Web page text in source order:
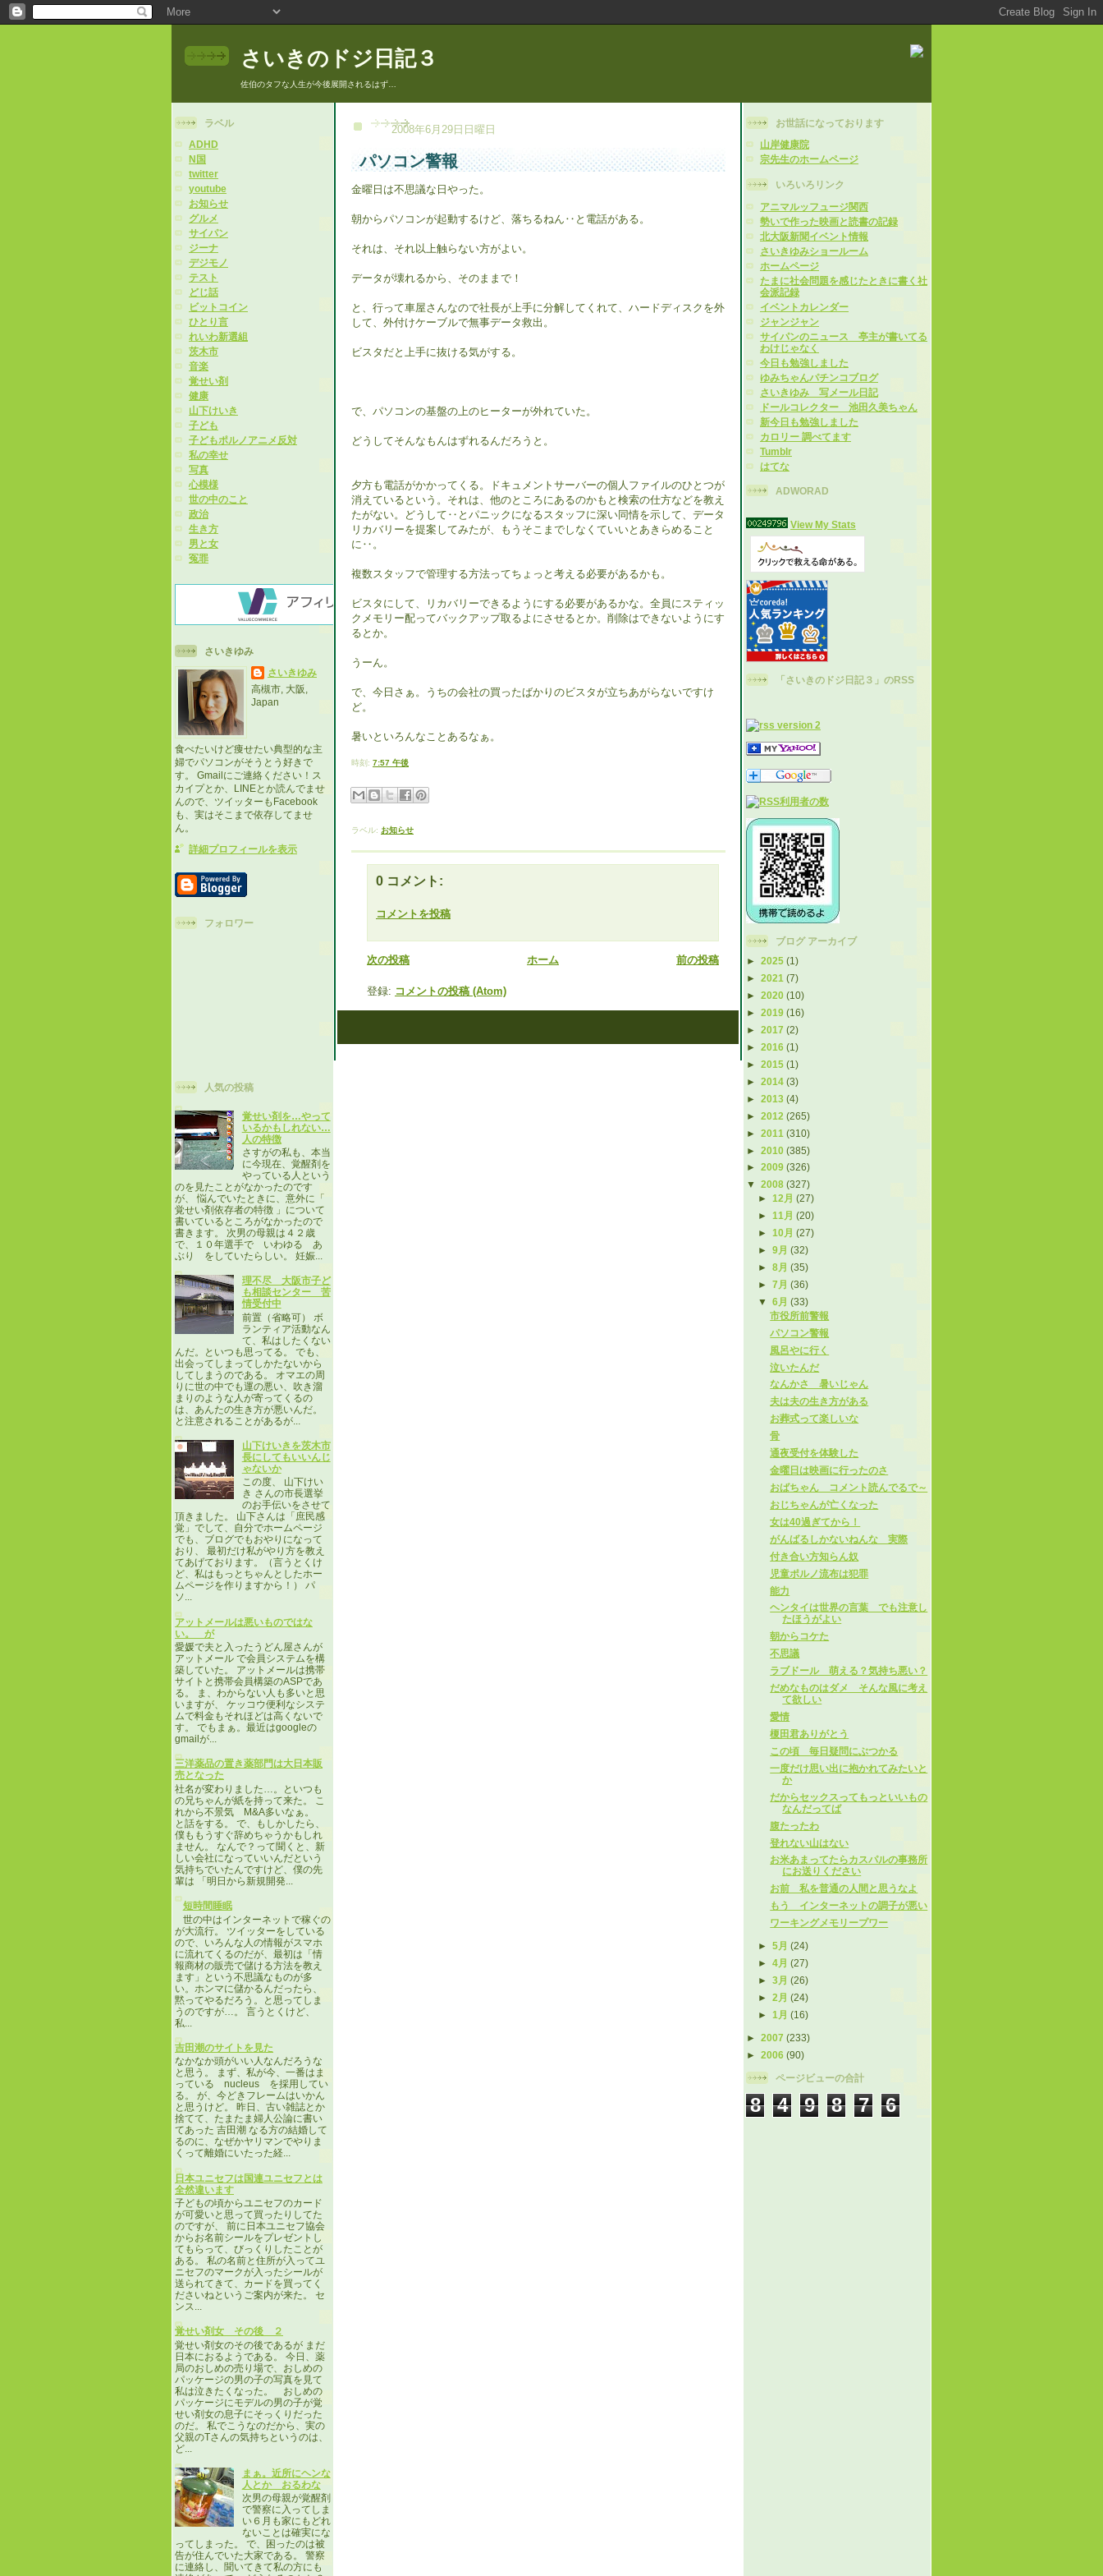
さいきのドジ日記３
佐伯のタフな人生が今後展開されるはず…
ラベル
ADHD
N国
twitter
youtube
お知らせ
グルメ
サイパン
ジーナ
デジモノ
テスト
どじ話
ビットコイン
ひとり言
れいわ新選組
茨木市
音楽
覚せい剤
健康
山下けいき
子ども
子どもポルノアニメ反対
私の幸せ
写真
心模様
世の中のこと
政治
生き方
男と女
冤罪
さいきゆみ
さいきゆみ
高槻市, 大阪,
Japan
食べたいけど痩せたい典型的な主
婦でパソコンがそうとう好きで
す。 Gmailにご連絡ください！ス
カイプとか、LINEとか読んでませ
んので、ツイッターもFacebook
も、実はそこまで依存してませ
ん。
詳細プロフィールを表示
フォロワー
人気の投稿
覚せい剤を…やって
いるかもしれない…
人の特徴
さすがの私も、本当
に今現在、覚醒剤を
やっている人という
のを見たことがなかったのです
が、 悩んでいたときに、意外に「
覚せい剤依存者の特徴 」について
書いているところがなかったので
書きます。 次男の母親は４２歳
で、１０年選手で いわゆる あ
ぶり をしていたらしい。 妊娠...
理不尽 大阪市子ど
も相談センター 苦
情受付中
前置（省略可） ボ
ランティア活動なん
て、私はしたくない
んだ。といつも思ってる。 でも、
出会ってしまってしかたないから
してしまうのである。 オマエの周
りに世の中でも運の悪い、吹き溜
まりのような人が寄ってくるの
は、あんたの生き方が悪いんだ。
と注意されることがあるが...
山下けいきを茨木市
長にしてもいいんじ
ゃないか
この度、 山下けい
き さんの市長選挙
のお手伝いをさせて
頂きました。 山下さんは「庶民感
覚」でして、自分でホームページ
でも、ブログでもおやりになって
おり、 最初だけ私がやり方を教え
てあげております。（言うとくけ
ど、私はもっとちゃんとしたホー
ムページを作りますから！） パ
ソ...
アットメールは悪いものではな
い。 が
愛媛で夫と入ったうどん屋さんが
アットメール で会員システムを構
築していた。 アットメールは携帯
サイトと携帯会員構築のASPであ
る。 ま、わからない人も多いと思
いますが、 ケッコウ便利なシステ
ムで料金もそれほどは高くないで
す。 でもまぁ。最近はgoogleの
gmailが...
三洋薬品の置き薬部門は大日本販
売となった
社名が変わりました…。といつも
の兄ちゃんが紙を持って来た。 こ
れから不景気 M&A多いなぁ。
と話をする。 で、もしかしたら、
僕ももうすぐ辞めちゃうかもしれ
ません。 なんで？って聞くと、新
しい会社になっていいんだという
気持ちでいたんですけど、僕の先
輩は 「明日から新規開発...
短時間睡眠
世の中はインターネットで稼ぐの
が大流行。 ツイッターをしている
ので、いろんな人の情報がスマホ
に流れてくるのだが、最初は「情
報商材の販売で儲ける方法を教え
ます」という不思議なものが多
い。ホンマに儲かるんだったら、
黙ってやるだろう。と思ってしま
うのですが…。 言うとくけど、
私...
吉田潮のサイトを見た
なかなか頭がいい人なんだろうな
と思う。 まず、私が今、一番はま
っている nucleus を採用してい
る。 が、今どきフレームはいかん
と思うけど。 昨日、古い雑誌とか
捨てて、たまたま婦人公論に書い
てあった 吉田潮 なる方の結婚して
るのに、なぜかヤリマンでやりま
くって離婚にいたった経...
日本ユニセフは国連ユニセフとは
全然違います
子どもの頃からユニセフのカード
が可愛いと思って買ったりしてた
のですが、 前に日本ユニセフ協会
からお名前シールをプレゼントし
てもらって、びっくりしたことが
ある。 私の名前と住所が入ってユ
ニセフのマークが入ったシールが
送られてきて、カードを買ってく
ださいねというご案内が来た。 セ
ンス...
覚せい剤女 その後 ２
覚せい剤女のその後であるが まだ
日本におるようである。 今日、薬
局のおしめの売り場で、おしめの
パッケージの男の子の写真を見て
私は泣きたくなった。 おしめの
パッケージにモデルの男の子が覚
せい剤女の息子にそっくりだった
のだ。 私でこうなのだから、実の
父親のTさんの気持ちというのは、
ど...
まぁ。近所にヘンな
人とか おるわな
次男の母親が覚醒剤
で警察に入ってしま
い６月も家にもどれ
ないことは確実にな
ってしまった。 で、困ったのは被
告が住んでいた大家である。 警察
に連絡し、聞いてきて私の方にも
お世話になっております
山岸健康院
宗先生のホームページ
いろいろリンク
アニマルッフュージ関西
勢いで作った映画と読書の記録
北大阪新聞イベント情報
さいきゆみショールーム
ホームページ
たまに社会問題を感じたときに書く社
会派記録
イベントカレンダー
ジャンジャン
サイパンのニュース 亭主が書いてる
わけじゃなく
今日も勉強しました
ゆみちゃんパチンコブログ
さいきゆみ 写メール日記
ドールコレクター 池田久美ちゃん
新今日も勉強しました
カロリー 調べてます
Tumblr
はてな
ADWORAD
View My Stats
「さいきのドジ日記３」のRSS
ブログ アーカイブ
► 2025 (1)
► 2021 (7)
► 2020 (10)
► 2019 (16)
► 2017 (2)
► 2016 (1)
► 2015 (1)
► 2014 (3)
► 2013 (4)
► 2012 (265)
► 2011 (310)
► 2010 (385)
► 2009 (326)
▼ 2008 (327)
►12月(27)
►11月(20)
►10月(27)
►9月(32)
►8月(35)
►7月(36)
▼6月(33)
市役所前警報
パソコン警報
風呂やに行く
泣いたんだ
なんかさ 暑いじゃん
夫は夫の生き方がある
お葬式って楽しいな
骨
通夜受付を体験した
金曜日は映画に行ったのさ
おばちゃん コメント読んでるで～
おじちゃんが亡くなった
女は40過ぎてから！
がんばるしかないねんな 実際
付き合い方知らん奴
児童ポルノ流布は犯罪
能力
ヘンタイは世界の言葉 でも注意し
たほうがよい
朝からコケた
不思議
ラブドール 萌える？気持ち悪い？
だめなものはダメ そんな風に考え
て欲しい
愛情
榎田君ありがとう
この頃 毎日疑問にぶつかる
一度だけ思い出に抱かれてみたいと
か
だからセックスってもっといいもの
なんだってば
腹たったわ
登れない山はない
お米あまってたらカスパルの事務所
にお送りください
お前 私を普通の人間と思うなよ
もう インターネットの調子が悪い
ワーキングメモリープワー
►5月(24)
►4月(27)
►3月(26)
►2月(24)
►1月(16)
► 2007 (233)
► 2006 (90)
ページビューの合計
8 4 9 8 7 6
2008年6月29日日曜日
パソコン警報
金曜日は不思議な日やった。
朝からパソコンが起動するけど、落ちるねん‥と電話がある。
それは、それ以上触らない方がよい。
データが壊れるから、そのままで！
と、行って車屋さんなので社長が上手に分解してくれて、ハードディスクを外
して、外付けケーブルで無事データ救出。
ビスタだと上手に抜ける気がする。
で、パソコンの基盤の上のヒーターが外れていた。
どうしてそんなもんはずれるんだろうと。
夕方も電話がかかってくる。ドキュメントサーバーの個人ファイルのひとつが
消えているという。それは、他のところにあるのかもと検索の仕方などを教え
たがない。どうして‥とパニックになるスタッフに深い同情を示して、データ
リカバリーを提案してみたが、もうそこまでしなくていいとあきらめること
に‥。
複数スタッフで管理する方法ってちょっと考える必要があるかも。
ビスタにして、リカバリーできるようにする必要があるかな。全員にスティッ
クメモリー配ってバックアップ取るよにさせるとか。削除はできないようにす
るとか。
うーん。
で、今日さぁ。うちの会社の買ったばかりのビスタが立ちあがらないですけ
ど。
暑いといろんなことあるなぁ。
時刻: 7:57 午後
ラベル: お知らせ
0 コメント:
コメントを投稿
次の投稿 前の投稿
ホーム
登録: コメントの投稿 (Atom)